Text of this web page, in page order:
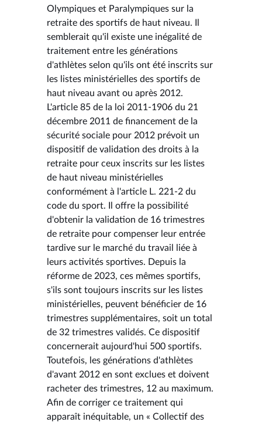
Olympiques et Paralympiques sur la
retraite des sportifs de haut niveau. Il
semblerait qu'il existe une inégalité de
traitement entre les générations
d'athlètes selon qu'ils ont été inscrits sur
les listes ministérielles des sportifs de
haut niveau avant ou après 2012.
L'article 85 de la loi 2011-1906 du 21
décembre 2011 de financement de la
sécurité sociale pour 2012 prévoit un
dispositif de validation des droits à la
retraite pour ceux inscrits sur les listes
de haut niveau ministérielles
conformément à l'article L. 221-2 du
code du sport. Il offre la possibilité
d'obtenir la validation de 16 trimestres
de retraite pour compenser leur entrée
tardive sur le marché du travail liée à
leurs activités sportives. Depuis la
réforme de 2023, ces mêmes sportifs,
s'ils sont toujours inscrits sur les listes
ministérielles, peuvent bénéficier de 16
trimestres supplémentaires, soit un total
de 32 trimestres validés. Ce dispositif
concernerait aujourd'hui 500 sportifs.
Toutefois, les générations d'athlètes
d'avant 2012 en sont exclues et doivent
racheter des trimestres, 12 au maximum.
Afin de corriger ce traitement qui
apparaît inéquitable, un « Collectif des